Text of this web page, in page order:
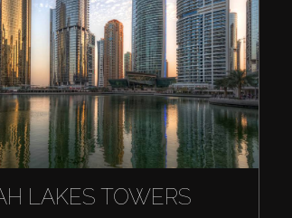
LAKES TOWERS